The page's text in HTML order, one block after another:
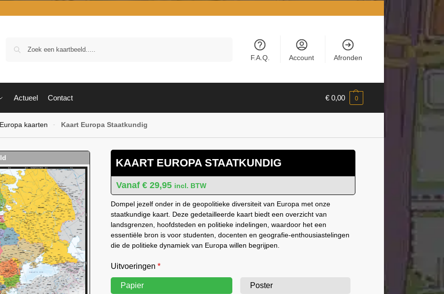
F.A.Q. Account Afronden
Actueel Contact € 0,00 0
Europa kaarten - Kaart Europa Staatkundig
KAART EUROPA STAATKUNDIG
€ 29,95 incl. BTW
Dompel jezelf onder in de geopolitieke diversiteit van Europa met onze
staatkundige kaart. Deze gedetailleerde kaart biedt een overzicht van
landsgrenzen, hoofdsteden en politieke indelingen, waardoor het een
essentiële bron is voor studenten, docenten en geografie-enthousiastelingen
die de politieke dynamiek van Europa willen begrijpen.
Uitvoeringen *
Papier Poster